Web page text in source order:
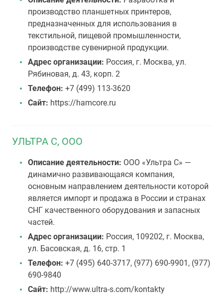
производство планшетных принтеров,
предназначенных для использования в
текстильной, пищевой промышленности,
производстве сувенирной продукции.
Адрес организации: Россия, г. Москва, ул.
Рябиновая, д. 43, корп. 2
Телефон: +7 (499) 113-3620
Сайт: https://hamcore.ru
УЛЬТРА С, OOO
Описание деятельности: ООО «Ультра С» —
динамично развивающаяся компания,
основным направлением деятельности которой
является импорт и продажа в России и странах
СНГ качественного оборудования и запасных
частей.
Адрес организации: Россия, 109202, г. Москва,
ул. Басовская, д. 16, стр. 1
Телефон: +7 (495) 640-3717, (977) 690-9901, (977)
690-9840
Сайт: http://www.ultra-s.com/kontakty